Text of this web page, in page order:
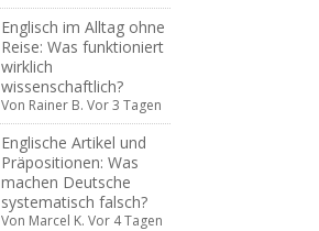
Englisch im Alltag ohne
Reise: Was funktioniert
wirklich
wissenschaftlich?
Von Rainer B. Vor 3 Tagen
Englische Artikel und
Präpositionen: Was
machen Deutsche
systematisch falsch?
Von Marcel K. Vor 4 Tagen